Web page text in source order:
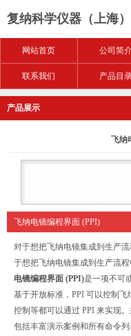
复纳科学仪器（上海
网站首页 公司简
联系我们 产品目
产品展示
飞纳
飞纳电镜编程界面 (PPI)
对于想把飞纳电镜集成到生产
于想把飞纳电镜集成到生产流
电镜编程界面 (PPI)是一项不可
基于开放标准，PPI 可以控制
控制等都可以通过 PPI 来实现
包括丰富演示案例和所有命令